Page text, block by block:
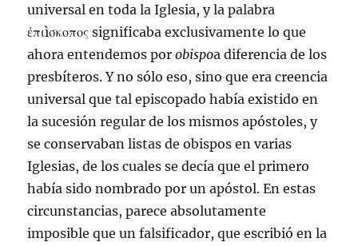
universal en toda la Iglesia, y la palabra
ἐπιìσκοπος significaba exclusivamente lo que
ahora entendemos porobispoa diferencia de los
presbíteros. Y no sólo eso, sino que era creencia
universal que tal episcopado había existido en
la sucesión regular de los mismos apóstoles, y
se conservaban listas de obispos en varias
Iglesias, de los cuales se decía que el primero
había sido nombrado por un apóstol. En estas
circunstancias, parece absolutamente
imposible que un falsificador, que escribió en la